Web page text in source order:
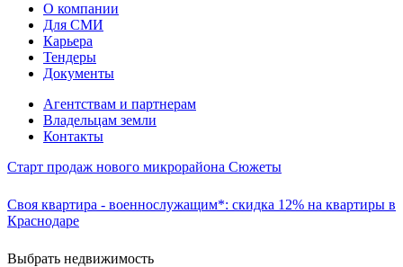
О компании
Для СМИ
Карьера
Тендеры
Документы
Агентствам и партнерам
Владельцам земли
Контакты
Старт продаж нового микрорайона Сюжеты
Своя квартира - военнослужащим*: скидка 12% на квартиры в
Краснодаре
Выбрать недвижимость